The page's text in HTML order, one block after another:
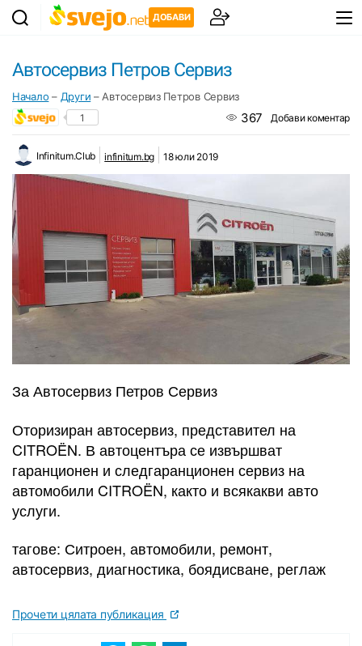
ДОБАВИ
Автосервиз Петров Сервиз
Начало – Други – Автосервиз Петров Сервиз
1 367 Добави коментар
Infinitum.Club infinitum.bg 18 юли 2019
За Автосервиз Петров Сервиз
Оторизиран автосервиз, представител на
CITROËN. В автоцентъра се извършват
гаранционен и следгаранционен сервиз на
автомобили CITROËN, както и всякакви авто
услуги.
тагове: Ситроен, автомобили, ремонт,
автосервиз, диагностика, боядисване, реглаж
Прочети цялата публикация